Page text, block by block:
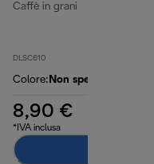
Caffè in grani
DLSC610
Colore: Non specificato
8,90 €
*IVA inclusa